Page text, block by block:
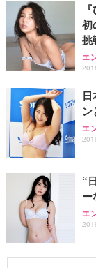
初
挑
エ
ン
エ
“
ー
エ